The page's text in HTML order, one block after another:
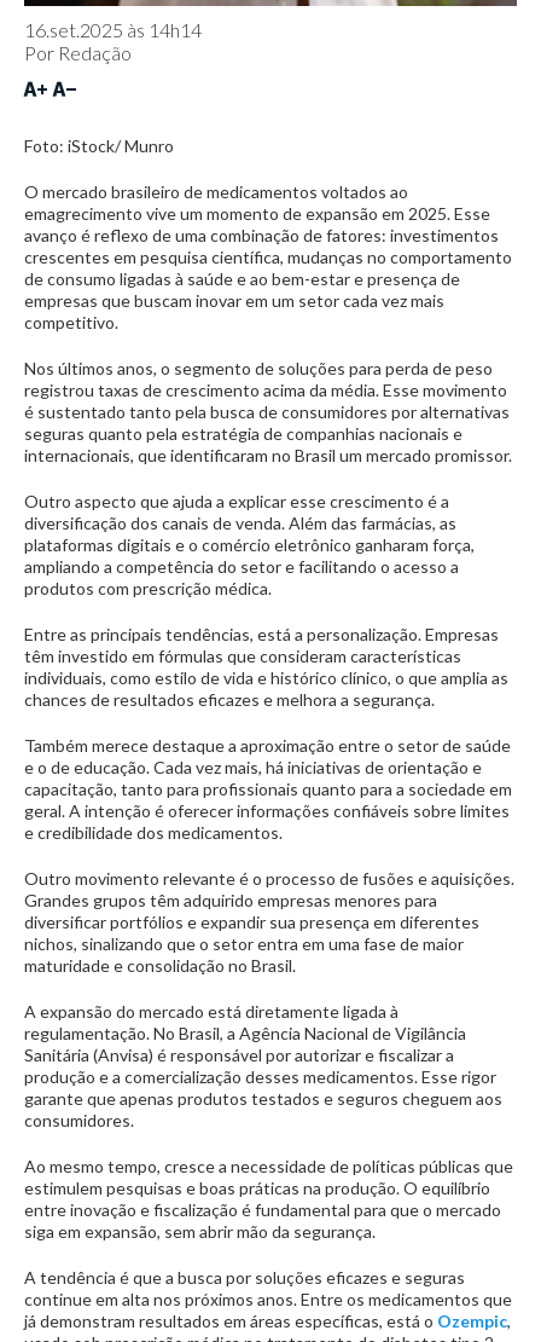
16.set.2025 às 14h14
Por Redação
Foto: iStock/ Munro
O mercado brasileiro de medicamentos voltados ao
emagrecimento vive um momento de expansão em 2025. Esse
avanço é reflexo de uma combinação de fatores: investimentos
crescentes em pesquisa científica, mudanças no comportamento
de consumo ligadas à saúde e ao bem-estar e presença de
empresas que buscam inovar em um setor cada vez mais
competitivo.
Nos últimos anos, o segmento de soluções para perda de peso
registrou taxas de crescimento acima da média. Esse movimento
é sustentado tanto pela busca de consumidores por alternativas
seguras quanto pela estratégia de companhias nacionais e
internacionais, que identificaram no Brasil um mercado promissor.
Outro aspecto que ajuda a explicar esse crescimento é a
diversificação dos canais de venda. Além das farmácias, as
plataformas digitais e o comércio eletrônico ganharam força,
ampliando a competência do setor e facilitando o acesso a
produtos com prescrição médica.
Entre as principais tendências, está a personalização. Empresas
têm investido em fórmulas que consideram características
individuais, como estilo de vida e histórico clínico, o que amplia as
chances de resultados eficazes e melhora a segurança.
Também merece destaque a aproximação entre o setor de saúde
e o de educação. Cada vez mais, há iniciativas de orientação e
capacitação, tanto para profissionais quanto para a sociedade em
geral. A intenção é oferecer informações confiáveis sobre limites
e credibilidade dos medicamentos.
Outro movimento relevante é o processo de fusões e aquisições.
Grandes grupos têm adquirido empresas menores para
diversificar portfólios e expandir sua presença em diferentes
nichos, sinalizando que o setor entra em uma fase de maior
maturidade e consolidação no Brasil.
A expansão do mercado está diretamente ligada à
regulamentação. No Brasil, a Agência Nacional de Vigilância
Sanitária (Anvisa) é responsável por autorizar e fiscalizar a
produção e a comercialização desses medicamentos. Esse rigor
garante que apenas produtos testados e seguros cheguem aos
consumidores.
Ao mesmo tempo, cresce a necessidade de políticas públicas que
estimulem pesquisas e boas práticas na produção. O equilíbrio
entre inovação e fiscalização é fundamental para que o mercado
siga em expansão, sem abrir mão da segurança.
A tendência é que a busca por soluções eficazes e seguras
continue em alta nos próximos anos. Entre os medicamentos que
já demonstram resultados em áreas específicas, está o Ozempic,